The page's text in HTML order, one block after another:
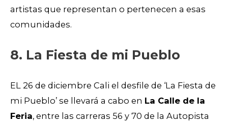
artistas que representan o pertenecen a esas
comunidades.
8. La Fiesta de mi Pueblo
EL 26 de diciembre Cali el desfile de ‘La Fiesta de
mi Pueblo’ se llevará a cabo en La Calle de la
Feria, entre las carreras 56 y 70 de la Autopista